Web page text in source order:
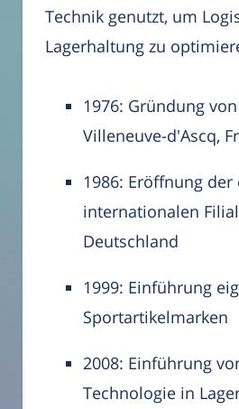
Technik genutzt, um
Lagerhaltung zu
1976: Gründung
Villeneuve-d'Ascq,
1986: Eröffnung der
internationalen
Deutschland
1999: Einführung
Sportartikelmarken
2008: Einführung
Technologie in